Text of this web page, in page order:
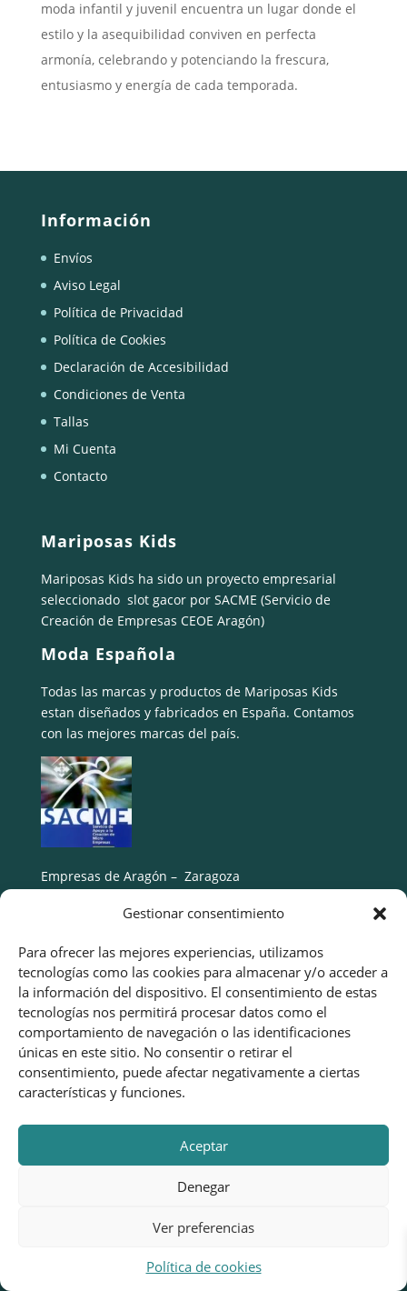
Gestionar consentimiento
Para ofrecer las mejores experiencias, utilizamos
tecnologías como las cookies para almacenar y/o acceder a
la información del dispositivo. El consentimiento de estas
tecnologías nos permitirá procesar datos como el
comportamiento de navegación o las identificaciones
únicas en este sitio. No consentir o retirar el
consentimiento, puede afectar negativamente a ciertas
características y funciones.
Aceptar
Denegar
Ver preferencias
Política de cookies
moda infantil y juvenil encuentra un lugar donde el
estilo y la asequibilidad conviven en perfecta
armonía, celebrando y potenciando la frescura,
entusiasmo y energía de cada temporada.
Información
Envíos
Aviso Legal
Política de Privacidad
Política de Cookies
Declaración de Accesibilidad
Condiciones de Venta
Tallas
Mi Cuenta
Contacto
Mariposas Kids
Mariposas Kids ha sido un proyecto empresarial
seleccionado slot gacorpor SACME (Servicio de
Creación de Empresas CEOE Aragón)
Moda Española
Todas las marcas y productos de Mariposas Kids
estan diseñados y fabricados en España. Contamos
con las mejores marcas del país.
Empresas de Aragón – Zaragoza
Si quieres contactar con nosotros, por favor rellena
nuestro formulario o llámanos y te ayudaremos con
tus dudas.
Teléfono:
625 616 165
Email: mariposaskids@gmail.com